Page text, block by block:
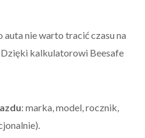
nie warto tracić czasu na
kalkulatorowi Beesafe
: marka, model, rocznik,